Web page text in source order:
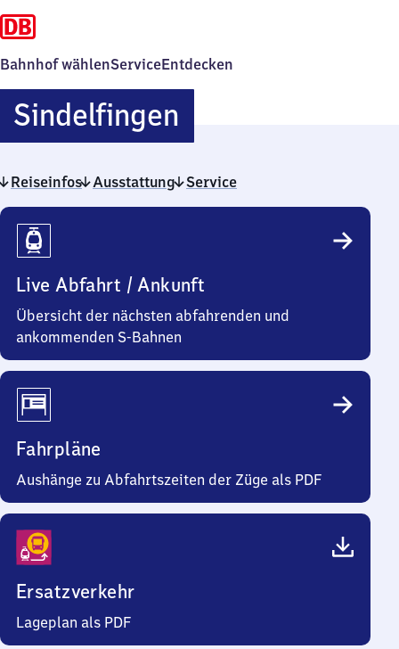
Bahnhof wählenServiceEntdecken
SindelfingenSindelfingen
Reiseinfos Ausstattung Service
Reiseinfos
Live Abfahrt / Ankunft
Übersicht der nächsten abfahrenden und
ankommenden S-Bahnen
Fahrpläne
Aushänge zu Abfahrtszeiten der Züge als PDF
Ersatzverkehr
Lageplan als PDF